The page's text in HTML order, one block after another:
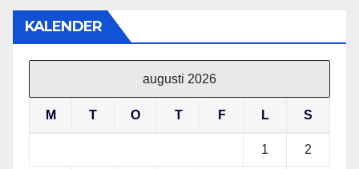
KALENDER
augusti 2026
M T O T F L S
1 2